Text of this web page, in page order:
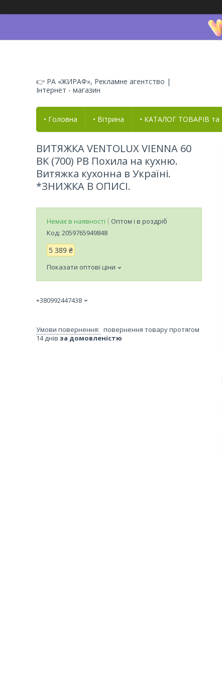
👉 РА «ЖИРАФ», Рекламне агентство |
Інтернет - магазин
• Головна • Вітрина • КАТАЛОГ ТОВАРІВ
ВИТЯЖКА VENTOLUX VIENNA 60
BK (700) PB Похила на кухню.
Витяжка кухонна в Україні.
*ЗНИЖКА В ОПИСІ.
Немає в наявності
Оптом і в роздріб
Код: 2059765949848
5 389 ₴
Показати оптові ціни
+380992447438
повернення товару протягом
14 днів за домовленістю